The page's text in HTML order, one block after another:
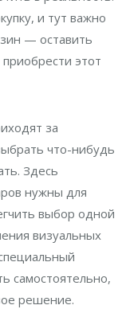
и тут важно
— оставить
этот
за
что-нибудь
Здесь
нужны для
выбор одной
визуальных
самостоятельно,
решение.